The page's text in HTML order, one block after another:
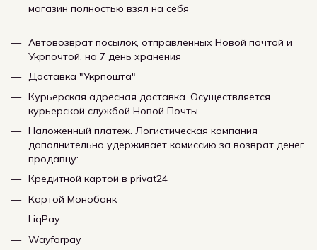
магазин полностью взял на себя
Автовозврат посылок, отправленных Новой почтой и
Укрпочтой, на 7 день хранения
Доставка "Укрпошта"
Курьерская адресная доставка. Осуществляется
курьерской службой Новой Почты.
Наложенный платеж. Логистическая компания
дополнительно удерживает комиссию за возврат денег
продавцу:
Кредитной картой в privat24
Картой Монобанк
LiqPay.
Wayforpay